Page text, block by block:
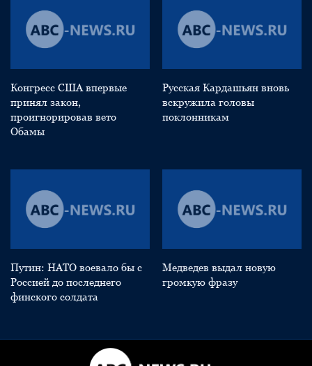
Конгресс США впервые
принял закон,
проигнорировав вето
Обамы
Русская Кардашьян вновь
вскружила головы
поклонникам
Путин: НАТО воевало бы с
Россией до последнего
финского солдата
Медведев выдал новую
громкую фразу